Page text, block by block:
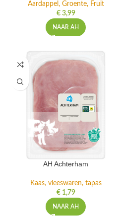
Aardappel, Groente, Fruit
€3,99
NAAR AH
AH Achterham
Kaas, vleeswaren, tapas
€1,79
NAAR AH